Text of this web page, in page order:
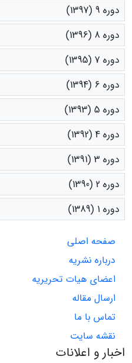
دوره 9 (1397)
دوره 8 (1396)
دوره 7 (1395)
دوره 6 (1394)
دوره 5 (1393)
دوره 4 (1392)
دوره 3 (1391)
دوره 2 (1390)
دوره 1 (1389)
صفحه اصلی
درباره نشریه
اعضای هیات تحریریه
ارسال مقاله
تماس با ما
نقشه سایت
اخبار و اعلانات